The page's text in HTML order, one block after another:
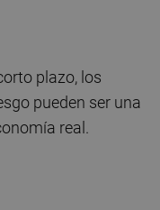
plazo, los
pueden ser una
real.